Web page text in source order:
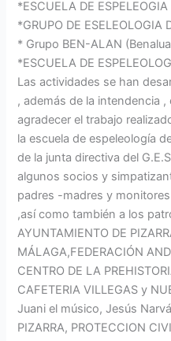
*ESCUELA DE
*GRUPO DE ESELEOLOGIA
* Grupo BEN-ALAN
*ESCUELA DE
Las actividades se han
, además de la intendencia
agradecer el trabajo
la escuela de espeleología
de la junta directiva del
algunos socios y
padres -madres y
,así como también a los
AYUNTAMIENTO DE
MÁLAGA,FEDERACIÓN
CENTRO DE LA
CAFETERIA VILLEGAS y
Juani el músico, Jesús
PIZARRA, PROTECCION